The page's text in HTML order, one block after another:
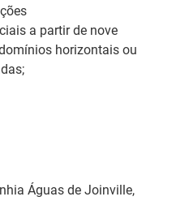
a partir de nove
horizontais ou
Águas de Joinville,